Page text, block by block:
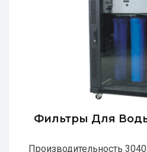
Фильтры Для
Производительность